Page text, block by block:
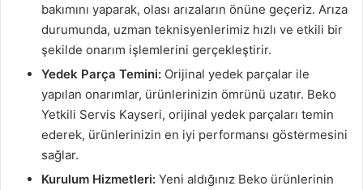
bakımını yaparak, olası arızaların önüne geçeriz. Arıza
durumunda, uzman teknisyenlerimiz hızlı ve etkili bir
şekilde onarım işlemlerini gerçekleştirir.
Yedek Parça Temini: Orijinal yedek parçalar ile
yapılan onarımlar, ürünlerinizin ömrünü uzatır. Beko
Yetkili Servis Kayseri, orijinal yedek parçaları temin
ederek, ürünlerinizin en iyi performansı göstermesini
sağlar.
Kurulum Hizmetleri: Yeni aldığınız Beko ürünlerinin